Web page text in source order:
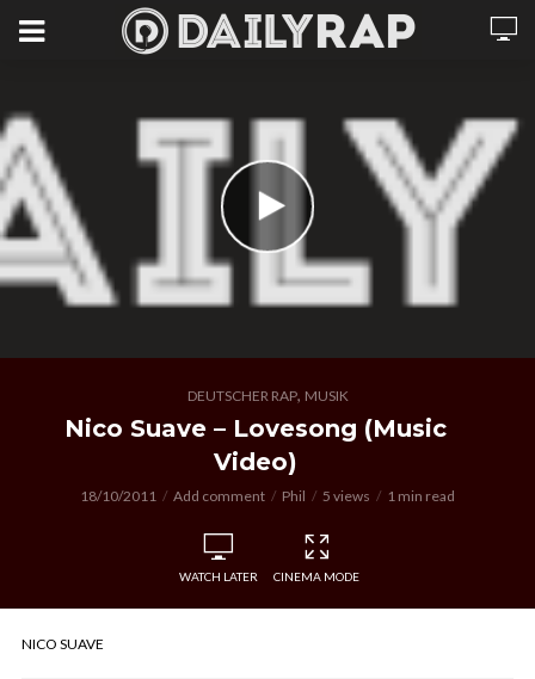
DEUTSCHER RAP, MUSIK
Nico Suave – Lovesong (Music
Video)
18/10/2011 Add comment Phil 5 views 1 min read
WATCH LATER CINEMA MODE
NICO SUAVE